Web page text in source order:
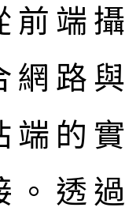
前端
網路
端的
。透